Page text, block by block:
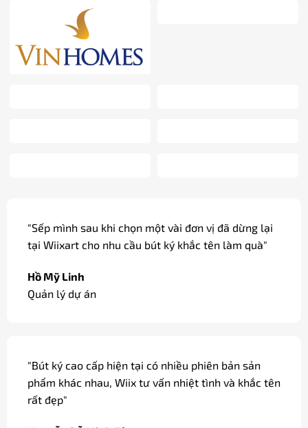
"Các dòng bút ký cao cấp được khắc tên miễn phí,
có gói quà và thắt nơ đẹp mắt, thích hợp làm quà
Đỗ Cao Duy
"Dòng bút ký tại Wiix có bản mạ vàng, ngòi vàng
18k sang trọng dùng làm quà biếu các đối tác của